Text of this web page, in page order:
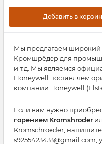
Добавить в
Мы предлагаем широкий
Кромшрёдер для
и т.д. Мы являемся
Honeywell поставляем
компании Honeywell
Если вам нужно
горением Kromshroder
Kromschroeder,
s9255423433@gmail.com,